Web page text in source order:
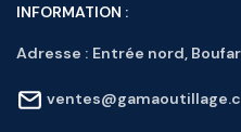
INFORMATION :
Adresse : Entrée nord,